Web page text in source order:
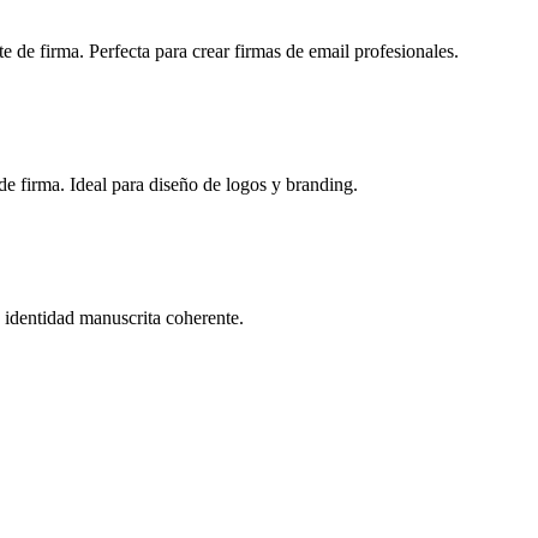
de firma. Perfecta para crear firmas de email profesionales.
firma. Ideal para diseño de logos y branding.
manuscrita coherente.